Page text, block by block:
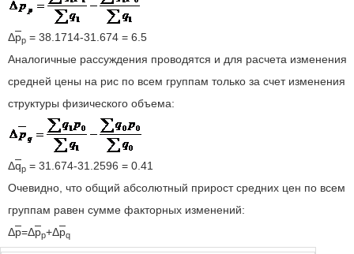
Δpp = 38.1714-31.674 = 6.5
Аналогичные рассуждения проводятся и для расчета изменения
средней цены на рис по всем группам только за счет изменения
структуры физического объема:
Δqp = 31.674-31.2596 = 0.41
Очевидно, что общий абсолютный прирост средних цен по всем
группам равен сумме факторных изменений:
Δp=Δpp+Δpq